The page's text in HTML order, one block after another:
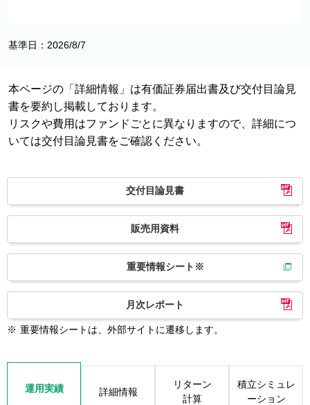
基準日：2026/8/7
本ページの「詳細情報」は有価証券届出書及び交付目論見
書を要約し掲載しております。
リスクや費用はファンドごとに異なりますので、詳細につ
いては交付目論見書をご確認ください。
交付目論見書
販売用資料
重要情報シート※
月次レポート
※ 重要情報シートは、外部サイトに遷移します。
運用実績 詳細情報
リターン
計算
積立シミュレ
ーション